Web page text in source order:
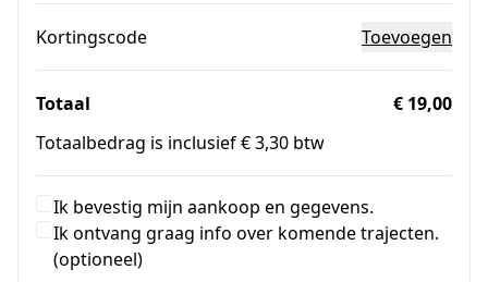
Kortingscode Toevoegen
Totaal
€ 19,00
Totaalbedrag is inclusief € 3,30 btw
Ik bevestig mijn aankoop en gegevens.
Ik ontvang graag info over komende trajecten.
(optioneel)